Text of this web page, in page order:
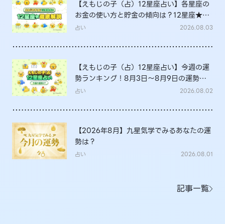
【えもじの子（占）12星座占い】各星座の
お金の使い方と貯金の傾向は？12星座★徹
底解説
占い 2026.08.03
【えもじの子（占）12星座占い】今週の運
勢ランキング！8月3日～8月9日の運勢
は？
占い 2026.08.02
【2026年8月】九星気学でみるあなたの運
勢は？
占い 2026.08.01
記事一覧